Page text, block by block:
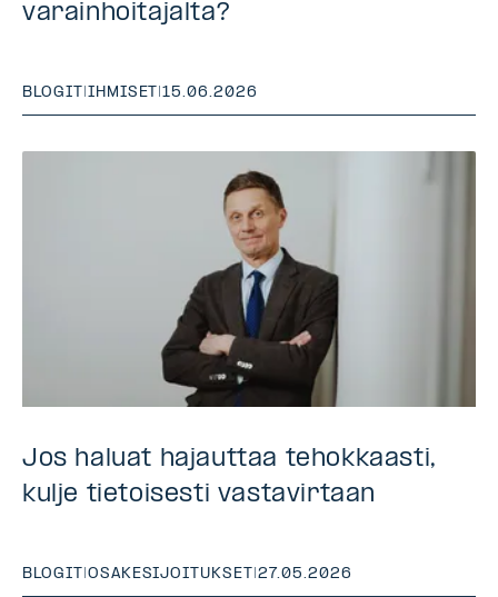
varainhoitajalta?
BLOGIT |IHMISET |15.06.2026
Jos haluat hajauttaa tehokkaasti,
kulje tietoisesti vastavirtaan
BLOGIT OSAKESIJOITUKSET |27.05.2026